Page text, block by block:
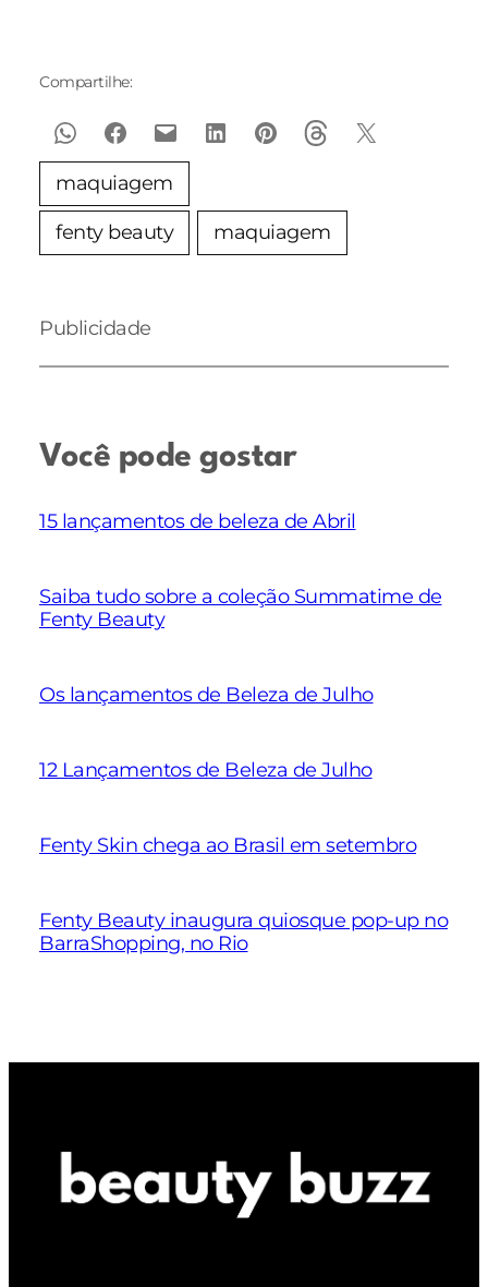
Compartilhe:
maquiagem
fenty beauty maquiagem
Publicidade
Você pode gostar
15 lançamentos de beleza de Abril
Saiba tudo sobre a coleção Summatime de
Fenty Beauty
Os lançamentos de Beleza de Julho
12 Lançamentos de Beleza de Julho
Fenty Skin chega ao Brasil em setembro
Fenty Beauty inaugura quiosque pop-up no
BarraShopping, no Rio